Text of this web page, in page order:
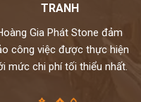
TRANH
Gia Phát Stone đảm
công việc được thực hiện
mức chi phí tối thiểu nhất.